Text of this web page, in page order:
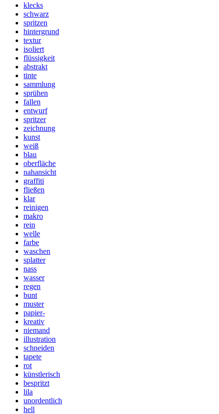
klecks
schwarz
spritzen
hintergrund
textur
isoliert
flüssigkeit
abstrakt
tinte
sammlung
sprühen
fallen
entwurf
spritzer
zeichnung
kunst
weiß
blau
oberfläche
nahansicht
graffiti
fließen
klar
reinigen
makro
rein
welle
farbe
waschen
splatter
nass
wasser
regen
bunt
muster
papier-
kreativ
niemand
illustration
schneiden
tapete
rot
künstlerisch
bespritzt
lila
unordentlich
hell